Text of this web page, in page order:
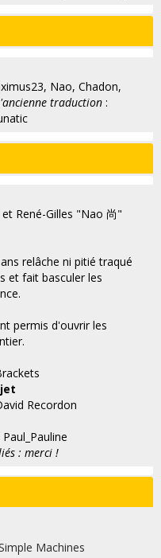
Nao, Chadon,
traduction:
René-Gilles "Nao 尚"
relâche ni pitié traqué
et fait basculer les
permis d'ouvrir les
Recordon
: merci !
Machines